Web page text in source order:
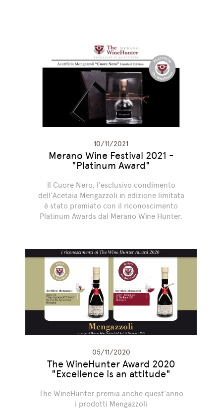
10/11/2021
Merano Wine Festival 2021 -
"Platinum Award"
Il Cuore Nero, l'esclusivo condimento
dell'Acetaia Mengazzoli in edizione limitata
è stato premiato con il riconoscimento
Platinum Awards dal Merano Wine Hunter.
05/11/2020
The WineHunter Award 2020
"Excellence is an attitude"
The WineHunter premia anche quest’anno
i prodotti Mengazzoli